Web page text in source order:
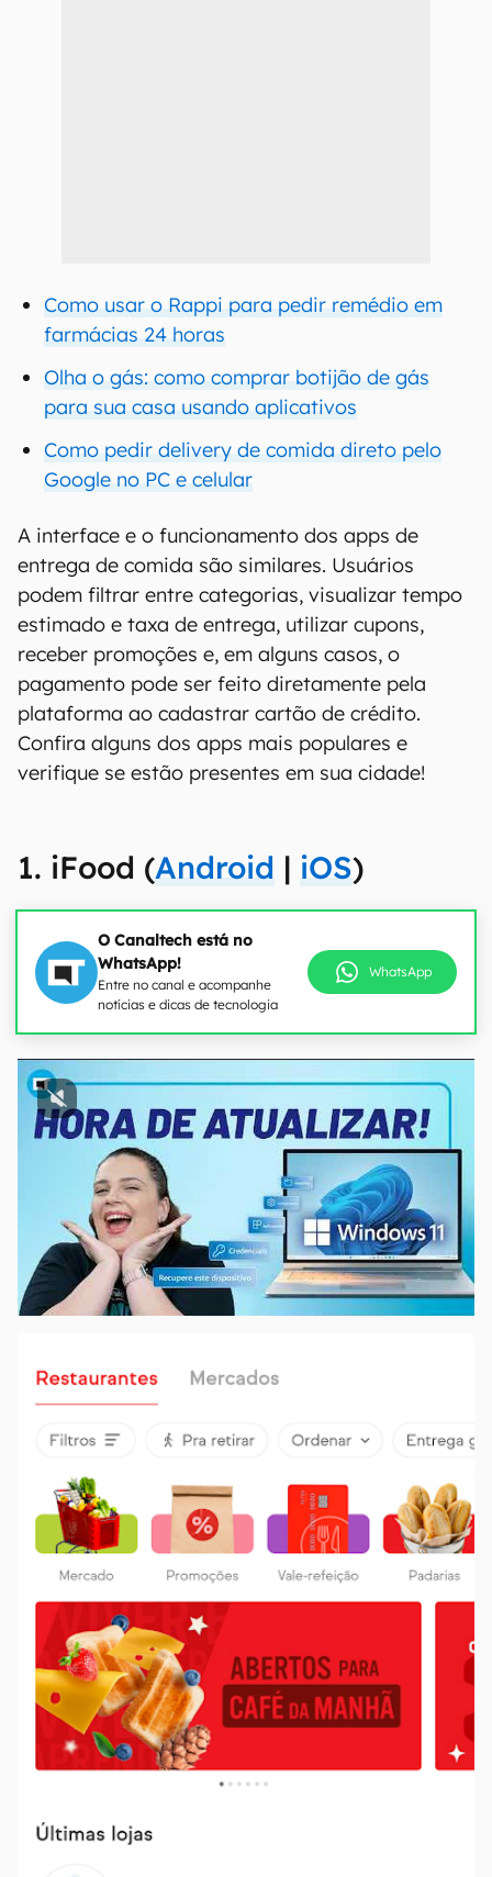
Como usar o Rappi para pedir remédio em
farmácias 24 horas
Olha o gás: como comprar botijão de gás
para sua casa usando aplicativos
Como pedir delivery de comida direto pelo
Google no PC e celular
A interface e o funcionamento dos apps de
entrega de comida são similares. Usuários
podem filtrar entre categorias, visualizar tempo
estimado e taxa de entrega, utilizar cupons,
receber promoções e, em alguns casos, o
pagamento pode ser feito diretamente pela
plataforma ao cadastrar cartão de crédito.
Confira alguns dos apps mais populares e
verifique se estão presentes em sua cidade!
1. iFood (Android | iOS)
O Canaltech está no
WhatsApp!
Entre no canal e acompanhe
notícias e dicas de tecnologia
WhatsApp